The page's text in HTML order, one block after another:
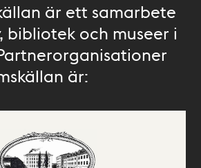
är ett samarbete
bibliotek och museer i
är: